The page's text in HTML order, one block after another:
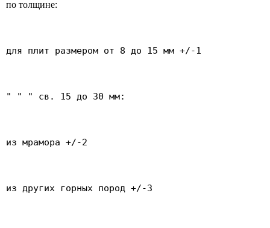
по толщине:
для плит размером от 8 до 15 мм +/-1
" " " св. 15 до 30 мм:
из мрамора +/-2
из других горных пород +/-3